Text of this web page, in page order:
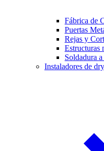
Fábrica de
Puertas
Rejas y
Estructuras
Soldadura
Instaladores de